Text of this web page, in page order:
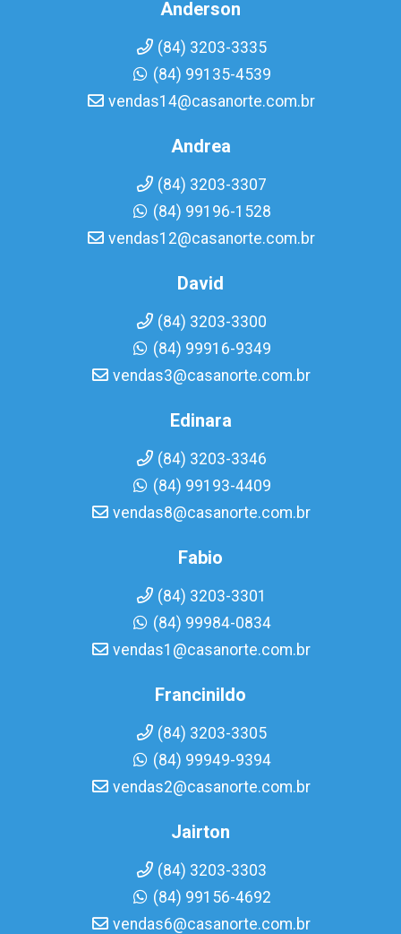
Anderson
(84) 3203-3335
(84) 99135-4539
vendas14@casanorte.com.br
Andrea
(84) 3203-3307
(84) 99196-1528
vendas12@casanorte.com.br
David
(84) 3203-3300
(84) 99916-9349
vendas3@casanorte.com.br
Edinara
(84) 3203-3346
(84) 99193-4409
vendas8@casanorte.com.br
Fabio
(84) 3203-3301
(84) 99984-0834
vendas1@casanorte.com.br
Francinildo
(84) 3203-3305
(84) 99949-9394
vendas2@casanorte.com.br
Jairton
(84) 3203-3303
(84) 99156-4692
vendas6@casanorte.com.br